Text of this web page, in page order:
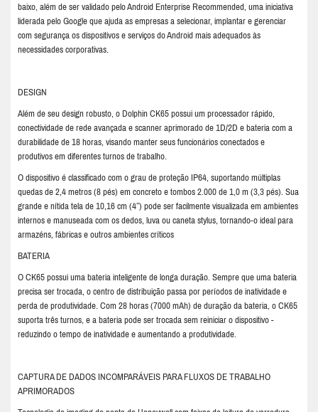
baixo, além de ser validado pelo Android Enterprise Recommended, uma iniciativa
liderada pelo Google que ajuda as empresas a selecionar, implantar e gerenciar
com segurança os dispositivos e serviços do Android mais adequados às
necessidades corporativas.
DESIGN
Além de seu design robusto, o Dolphin CK65 possui um processador rápido,
conectividade de rede avançada e scanner aprimorado de 1D/2D e bateria com a
durabilidade de 18 horas, visando manter seus funcionários conectados e
produtivos em diferentes turnos de trabalho.
O dispositivo é classificado com o grau de proteção IP64, suportando múltiplas
quedas de 2,4 metros (8 pés) em concreto e tombos 2.000 de 1,0 m (3,3 pés). Sua
grande e nítida tela de 10,16 cm (4’’) pode ser facilmente visualizada em ambientes
internos e manuseada com os dedos, luva ou caneta stylus, tornando-o ideal para
armazéns, fábricas e outros ambientes críticos
BATERIA
O CK65 possui uma bateria inteligente de longa duração. Sempre que uma bateria
precisa ser trocada, o centro de distribuição passa por períodos de inatividade e
perda de produtividade. Com 28 horas (7000 mAh) de duração da bateria, o CK65
suporta três turnos, e a bateria pode ser trocada sem reiniciar o dispositivo -
reduzindo o tempo de inatividade e aumentando a produtividade.
CAPTURA DE DADOS INCOMPARÁVEIS PARA FLUXOS DE TRABALHO
APRIMORADOS